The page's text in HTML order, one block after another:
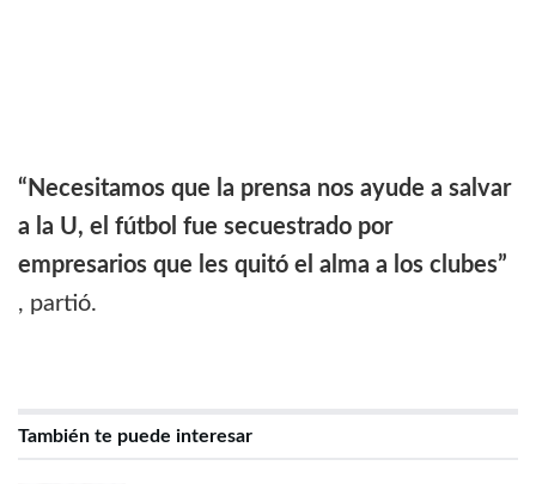
“Necesitamos que la prensa nos ayude a salvar
a la U, el fútbol fue secuestrado por
empresarios que les quitó el alma a los clubes”
, partió.
También te puede interesar